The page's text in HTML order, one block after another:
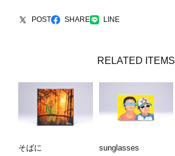
POST SHARE LINE
RELATED ITEMS
そばに
sunglasses